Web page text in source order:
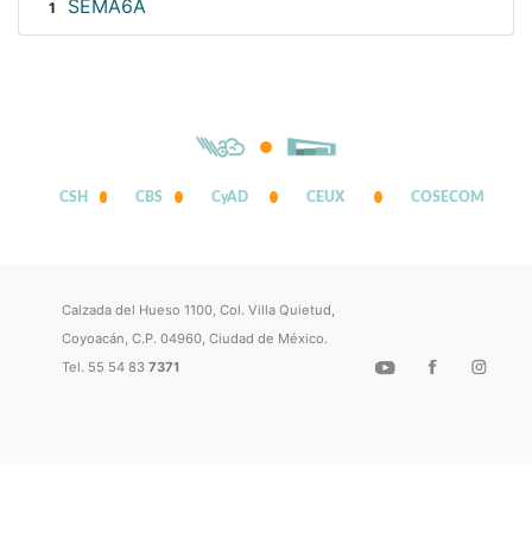
1 SEMA6A
CSH CBS CyAD CEUX COSECOM
Calzada del Hueso 1100, Col. Villa Quietud,
Coyoacán, C.P. 04960, Ciudad de México.
Tel. 55 54 837371